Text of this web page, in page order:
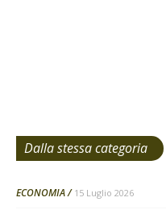
Dalla stessa categoria
ECONOMIA 15 Luglio 2026